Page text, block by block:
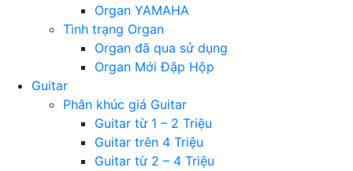
Organ YAMAHA
Tình trạng Organ
Organ đã qua sử dụng
Organ Mới Đập Hộp
Guitar
Phân khúc giá Guitar
Guitar từ 1 – 2 Triệu
Guitar trên 4 Triệu
Guitar từ 2 – 4 Triệu